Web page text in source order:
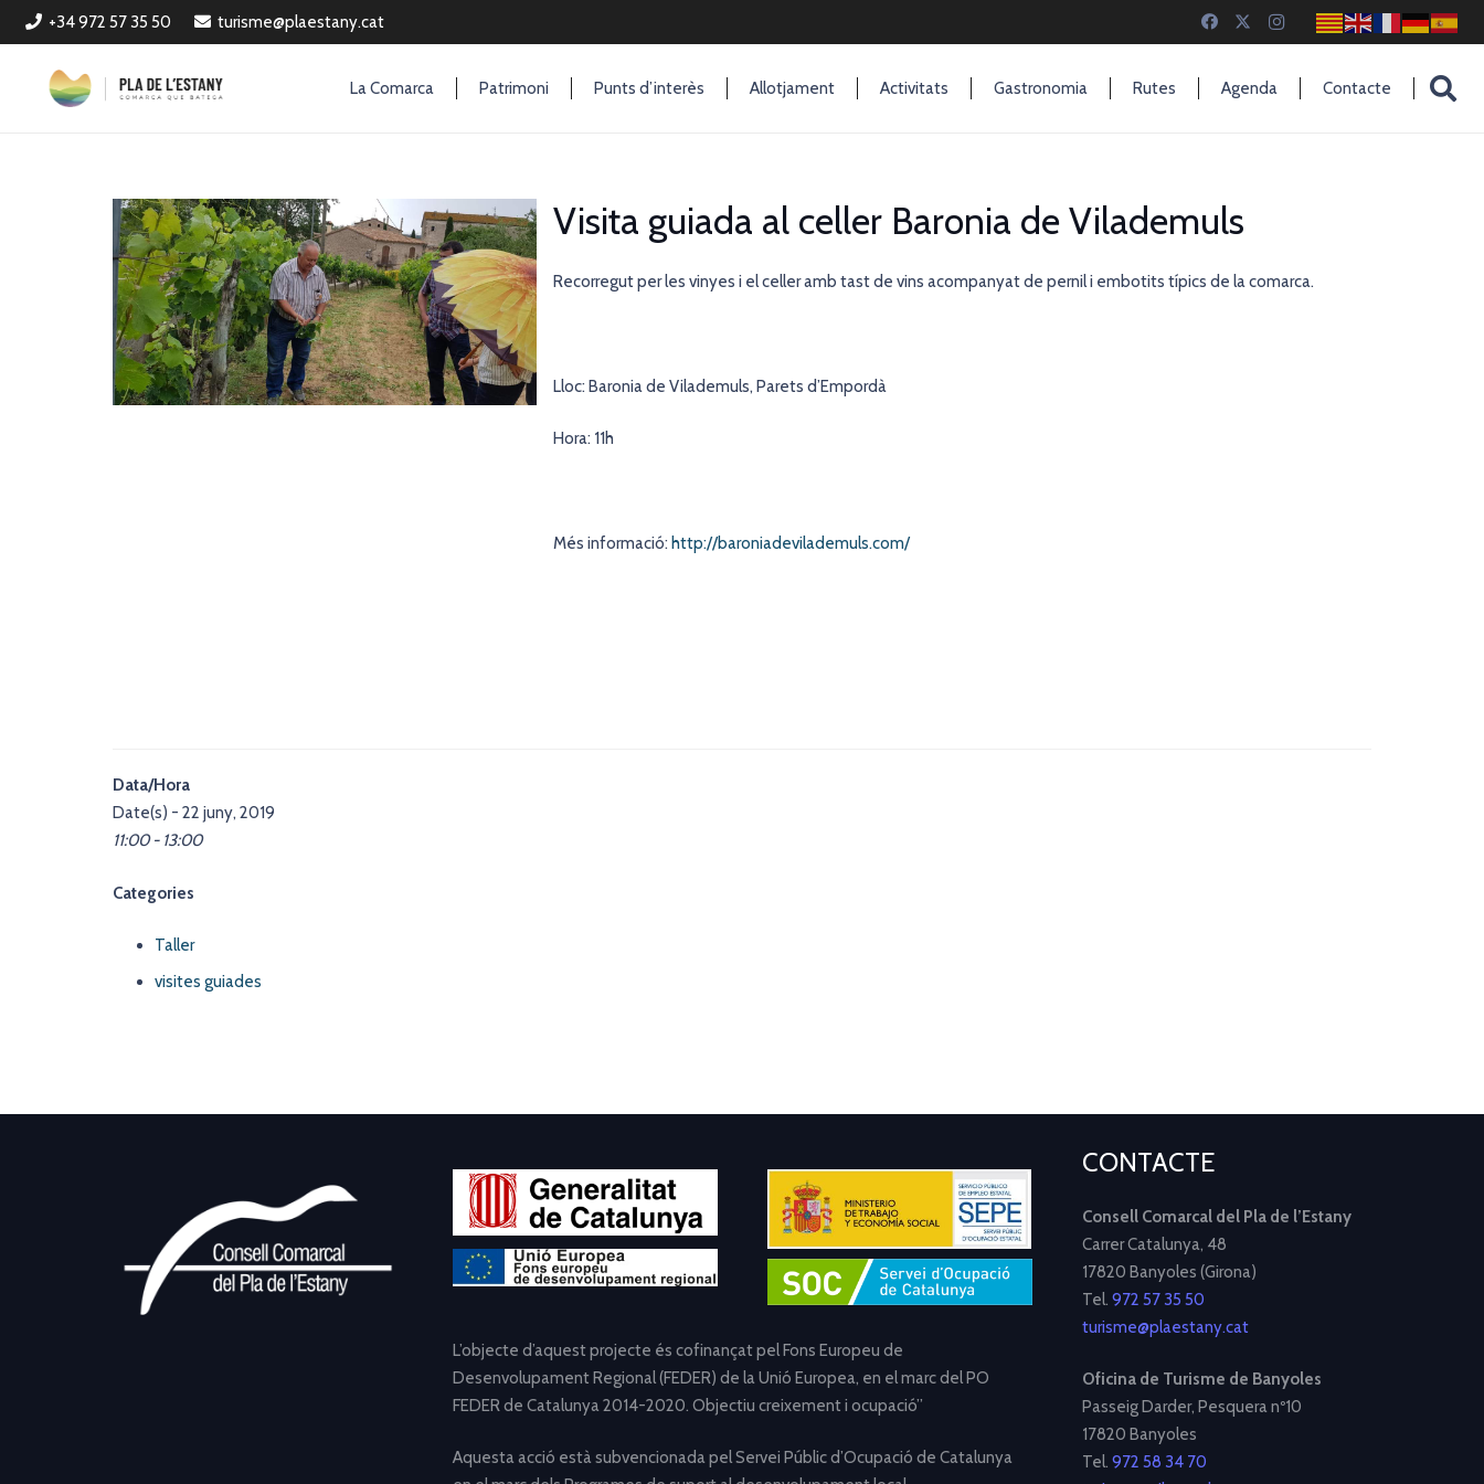
+34 972 57 35 50 turisme@plaestany.cat
La Comarca Patrimoni Punts d’interès Allotjament Activitats Gastronomia Rutes Agenda Contacte
Visita guiada al celler Baronia de Vilademuls
Recorregut per les vinyes i el celler amb tast de vins acompanyat de pernil i embotits típics de la comarca.
Lloc: Baronia de Vilademuls, Parets d’Empordà
Hora: 11h
Més informació: http://baroniadevilademuls.com/
Data/Hora
Date(s) - 22 juny, 2019
11:00 - 13:00
Categories
Taller
visites guiades
L’objecte d’aquest projecte és cofinançat pel Fons Europeu de
Desenvolupament Regional (FEDER) de la Unió Europea, en el marc del PO
FEDER de Catalunya 2014-2020. Objectiu creixement i ocupació”
Aquesta acció està subvencionada pel Servei Públic d’Ocupació de Catalunya
CONTACTE
Consell Comarcal del Pla de l’Estany
Carrer Catalunya, 48
17820 Banyoles (Girona)
Tel. 972 57 35 50
turisme@plaestany.cat
Oficina de Turisme de Banyoles
Passeig Darder, Pesquera nº10
17820 Banyoles
Tel. 972 58 34 70